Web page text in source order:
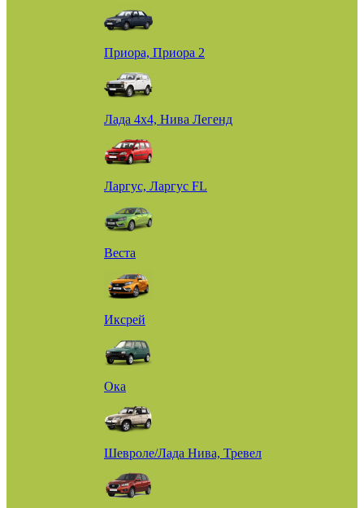
Приора, Приора 2
Лада 4х4, Нива Легенд
Ларгус, Ларгус FL
Веста
Иксрей
Ока
Шевроле/Лада Нива, Тревел